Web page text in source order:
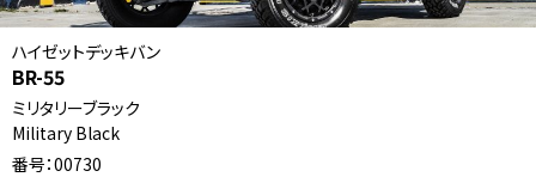
ハイゼットデッキバン
BR-55
ミリタリーブラック
Military Black
番号：00730